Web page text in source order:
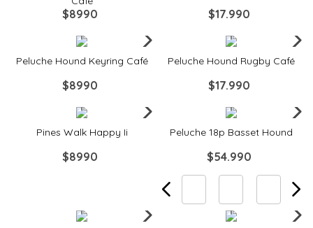
$8990 $17.990
Quickview
Peluche Hound Keyring Café
$8990
Quickview
Peluche Hound Rugby Café
$17.990
Quickview
Pines Walk Happy Ii
$8990
Quickview
Peluche 18p Basset Hound
$54.990
Quickview Quickview